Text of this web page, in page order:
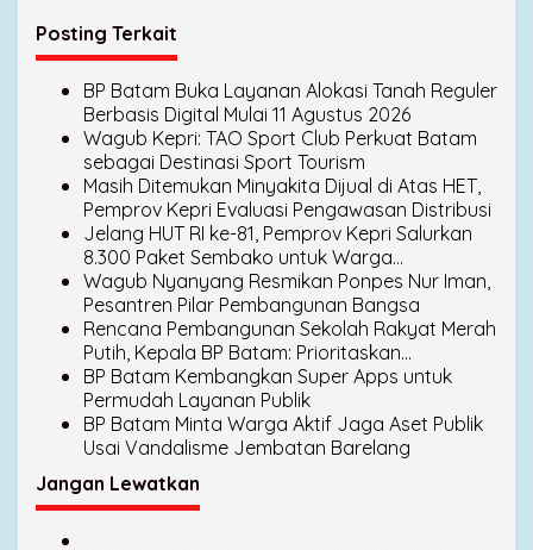
Posting Terkait
BP Batam Buka Layanan Alokasi Tanah Reguler
Berbasis Digital Mulai 11 Agustus 2026
Wagub Kepri: TAO Sport Club Perkuat Batam
sebagai Destinasi Sport Tourism
Masih Ditemukan Minyakita Dijual di Atas HET,
Pemprov Kepri Evaluasi Pengawasan Distribusi
Jelang HUT RI ke-81, Pemprov Kepri Salurkan
8.300 Paket Sembako untuk Warga
Berpenghasilan Rendah
Wagub Nyanyang Resmikan Ponpes Nur Iman,
Pesantren Pilar Pembangunan Bangsa
Rencana Pembangunan Sekolah Rakyat Merah
Putih, Kepala BP Batam: Prioritaskan
Pendidikan Bagi Anak Keluarga Prasejahtera
BP Batam Kembangkan Super Apps untuk
Permudah Layanan Publik
BP Batam Minta Warga Aktif Jaga Aset Publik
Usai Vandalisme Jembatan Barelang
Jangan Lewatkan